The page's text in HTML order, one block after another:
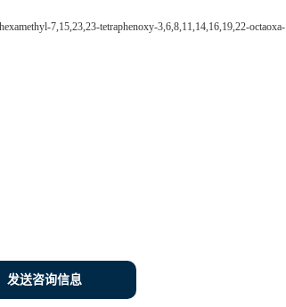
7,15,23,23-tetraphenoxy-3,6,8,11,14,16,19,22-octaoxa-
发送咨询信息